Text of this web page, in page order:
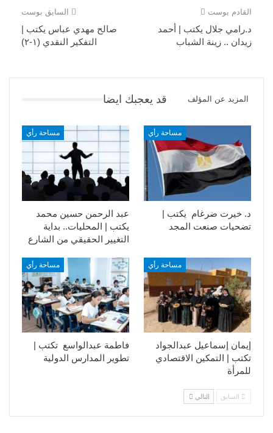
السابق بوست
صالح مهدي عباس يكتب |
التفكير النقدي (١-٢)
القادم بوست
د.رامي جلال يكتب | أحمد
زيدان .. زينة الشباب
قد يعجبك ايضا المزيد عن المؤلف
مساحة رأي
عبد الرحمن حسين محمد
يكتب | المحليات.. بداية
التغيير الحقيقي من الشارع
مساحة رأي
د. خيرت ضرغام يكتب |
تضحيات صنعت المجد
مساحة رأي
فاطمة عبدالواسع تكتب |
تطوير المدارس الدولية
مساحة رأي
إيمان إسماعيل عبدالجواد
تكتب | التمكين الاقتصادي
للمرأة
السابق التالي